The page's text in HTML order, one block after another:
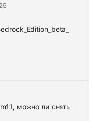
можно ли снять